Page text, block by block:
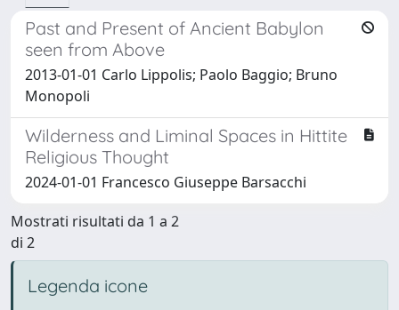
Past and Present of Ancient Babylon
seen from Above
2013-01-01 Carlo Lippolis; Paolo Baggio; Bruno
Monopoli
Wilderness and Liminal Spaces in Hittite
Religious Thought
2024-01-01 Francesco Giuseppe Barsacchi
Mostrati risultati da 1 a 2
di 2
Legenda icone